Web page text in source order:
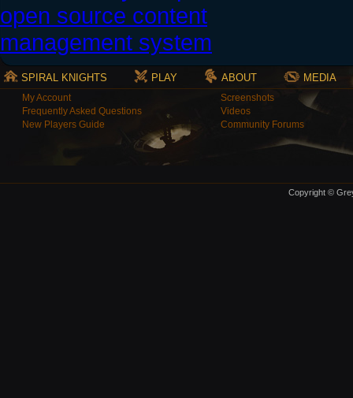
SPIRAL KNIGHTS PLAY ABOUT MEDIA
My Account
Frequently Asked Questions
New Players Guide
Screenshots
Videos
Community Forums
Copyright ©